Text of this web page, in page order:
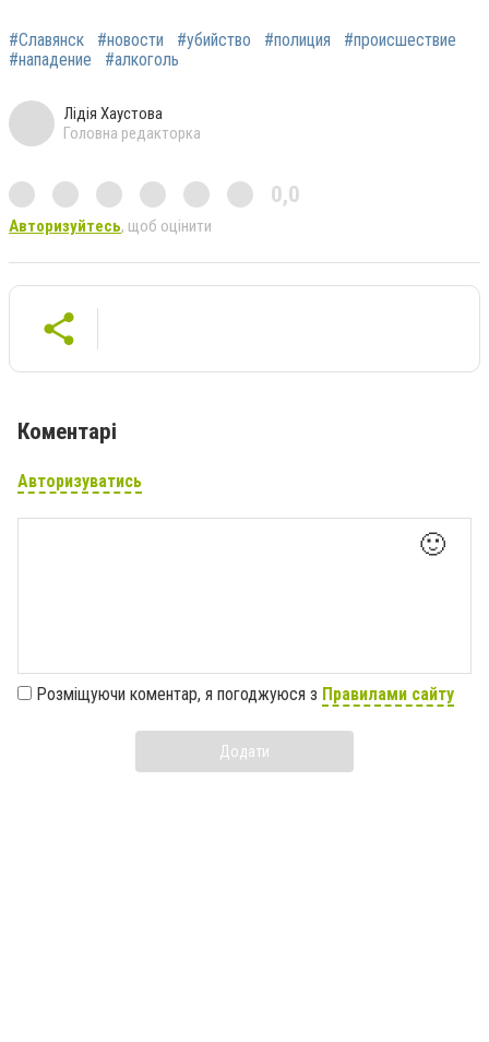
#Славянск #новости #убийство #полиция
#происшествие
#нападение
#алкоголь
Лідія Хаустова
Головна редакторка
0,0
Авторизуйтесь, щоб оцінити
Коментарі
Авторизуватись
🙂
Розміщуючи коментар, я погоджуюся з Правилами сайту
Додати